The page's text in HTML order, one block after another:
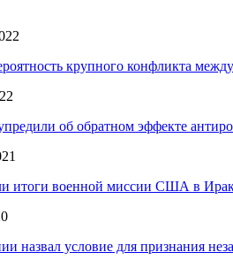
крупного конфликта
об обратном эффекте
итоги военной миссии США в
назвал условие для признания